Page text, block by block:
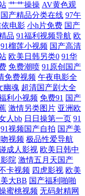
91社视频网 AV狼人 超碰
国模日韩国产 久久草福
肏屄神器 国产美女做爱
精品 肏屄视频福利 国內
亚洲春色小说网 91大神在
福利社 日本三级毛片 性
国产天天干在线 久久精
超碰 国产传媒第四页 狠
艹艹操操 AV黄色观
国产精品分类在线 97午
电影 小h片免费 国产
品 91福利视频导航 欧
91榴莲小视频 国产高清
欧美日韩另类0 91华
免费潮喷 91原创国产
免费视频 午夜电影全
幽魂 超清国产剧大全
利小视频 免费91 国产
激情另类图片 亚洲欧
人bb 日日操第一页 91
91视频国产自拍 国产美
视频 极品性爱导航
成人影视 欧美日韩中
院 激情五月天国产
卡视频 四虎影视 欧美
大BB 国产福利啪啪
蜜桃视频 无码射精网